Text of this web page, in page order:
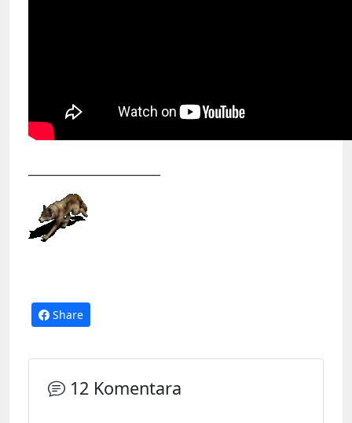
Share
12 Komentara